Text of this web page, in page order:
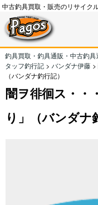
中古釣具買取・販売のリサイク
釣具買取・釣具通販・中古釣
タッフ釣行記 > バンダナ伊藤 >
（バンダナ釣行記）
闇ヲ徘徊ス・・
り」（バンダナ